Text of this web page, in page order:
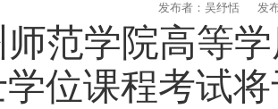
发布者：吴纾恬 发
师范学院高等
位课程考试